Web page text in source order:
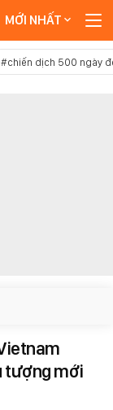
MỚI NHẤT
#chiến dịch 500 ngày
tượng mới